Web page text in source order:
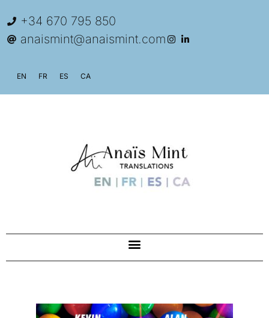
+34 670 795 850
anaismint@anaismint.com
EN FR ES CA